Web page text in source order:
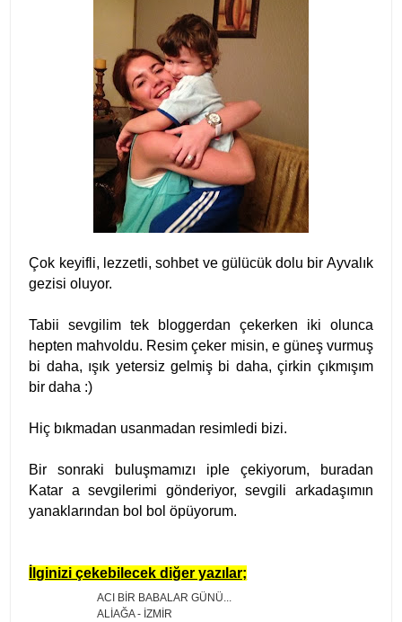
Çok keyifli, lezzetli, sohbet ve gülücük dolu bir Ayvalık
gezisi oluyor.
Tabii sevgilim tek bloggerdan çekerken iki olunca
hepten mahvoldu. Resim çeker misin, e güneş vurmuş
bi daha, ışık yetersiz gelmiş bi daha, çirkin çıkmışım
bir daha :)
Hiç bıkmadan usanmadan resimledi bizi.
Bir sonraki buluşmamızı iple çekiyorum, buradan
Katar a sevgilerimi gönderiyor, sevgili arkadaşımın
yanaklarından bol bol öpüyorum.
İlginizi çekebilecek diğer yazılar;
ACI BİR BABALAR GÜNÜ...
ALİAĞA - İZMİR